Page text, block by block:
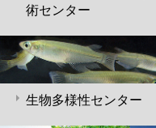
術センター
生物多様性センター